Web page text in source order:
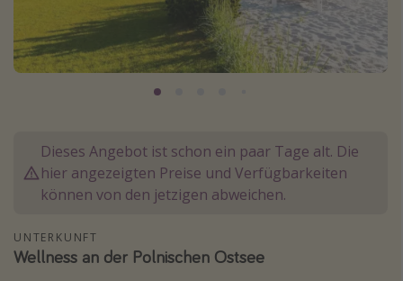
Bodensee Urlaub
Gozo Urlaub
Normandie Urlaub
Kefalonia Urlaub
Krabi Urlaub
Sri Lanka Rundreise
Dieses Angebot ist schon ein paar Tage alt. Die
hier angezeigten Preise und Verfügbarkeiten
können von den jetzigen abweichen.
UNTERKUNFT
Wellness an der Polnischen Ostsee